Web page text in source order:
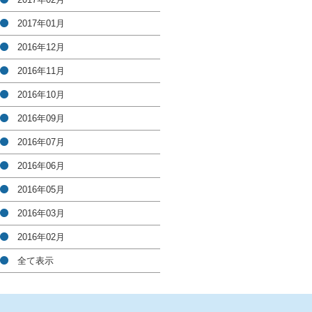
2017年01月
2016年12月
2016年11月
2016年10月
2016年09月
2016年07月
2016年06月
2016年05月
2016年03月
2016年02月
全て表示